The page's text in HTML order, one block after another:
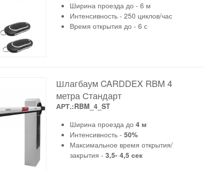
Ширина проезда до - 6 м
Интенсивность - 250 циклов/час
Время открытия до - 6 с
Шлагбаум CARDDEX RBM 4
метра Стандарт
АРТ.:RBM_4_ST
Ширина проезда до 4 м
Интенсивность - 50%
Максимальное время открытия/
закрытия - 3,5- 4,5 сек